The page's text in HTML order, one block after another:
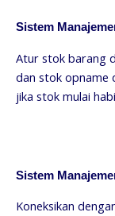
Sistem
Atur stok barang
dan stok opname
jika stok mulai
Sistem
Koneksikan